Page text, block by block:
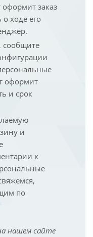
оформит заказ
ходе его
сообщите
оформит
и срок
и
к
по
нашем сайте